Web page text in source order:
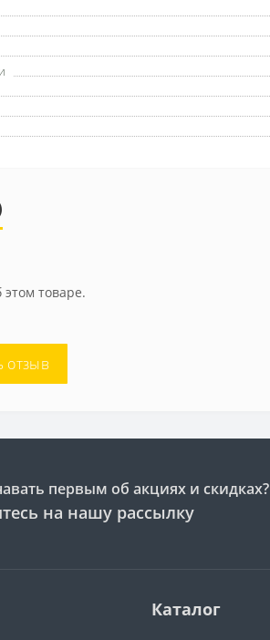
этом товаре.
отзыв
первым об акциях и скидках?
на нашу рассылку
Каталог